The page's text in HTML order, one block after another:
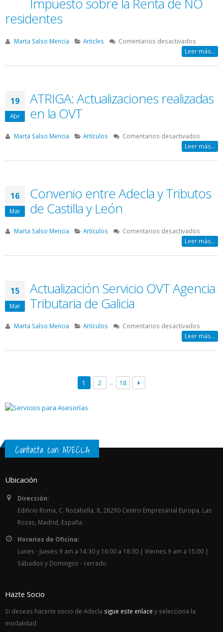
de
Sujetos
residentes
Marta Salso Mencia Articles Comentarios desactivados
Se
Impuesto
Impuesto
sobre
la
NO
Leer más...
19
Abr
ATRIGA: Actualizaciones realizadas
en la OVT
Marta Salso Mencia Artículos Comentarios desactivados
ATRIGA:
OVT
Leer más...
16
Mar
Convenio entre Adecla y Tributos
de Castilla y León
Marta Salso Mencia Artículos Comentarios desactivados
de
Leer más...
15
Mar
Actualización Servicio OVT Agencia
Tributaria de Galicia
Marta Salso Mencia Artículos Comentarios desactivados
Leer más...
1 2 … 18
Contacta con ADECLA
Ubicación
Dirección:
Edificio Roma, C. Rozabella, 8, 28290 Centro Empresarial Europa, Las
Rozas, Madrid, España
Horarios de Oficina:
Lunes - Jueves 9 am a 14:30 y 16:00 a 18:30 | Viernes 9 am a 15:00 |
Sábados y Domingos - cerrado
Hazte Socio
Si deseas hacerte socio de Adecla sigue este enlace y selecciona la
modalidad.